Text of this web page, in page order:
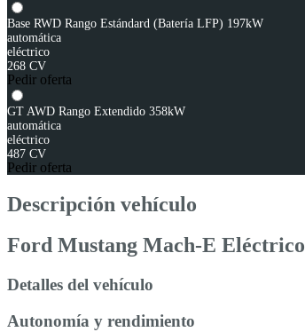
Base RWD Rango Estándard (Batería LFP) 197kW
automática
eléctrico
268 CV
Pedir oferta
GT AWD Rango Extendido 358kW
automática
eléctrico
487 CV
Pedir oferta
Descripción vehículo
Ford Mustang Mach-E Eléctrico
Detalles del vehículo
Autonomía y rendimiento